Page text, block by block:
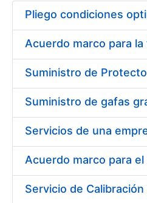
Show/Hide